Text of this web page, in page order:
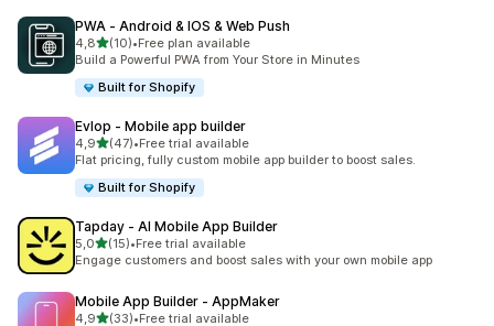
PWA ‑ Android & IOS & Web Push
4,8stelle su 5
(10)
10 recensioni totali
•Free plan available
Build a Powerful PWA from Your Store in Minutes
Built for Shopify
Evlop ‑ Mobile app builder
4,9stelle su 5
(47)
47 recensioni totali
•Free trial available
Flat pricing, fully custom mobile app builder to boost sales.
Built for Shopify
Tapday ‑ AI Mobile App Builder
5,0stelle su 5
(15)
15 recensioni totali
•Free trial available
Engage customers and boost sales with your own mobile app
Mobile App Builder ‑ AppMaker
4,9stelle su 5
(33)•Free trial available